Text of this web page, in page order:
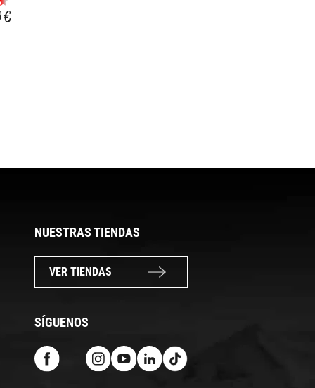
€
NUESTRAS TIENDAS
VER TIENDAS
SÍGUENOS